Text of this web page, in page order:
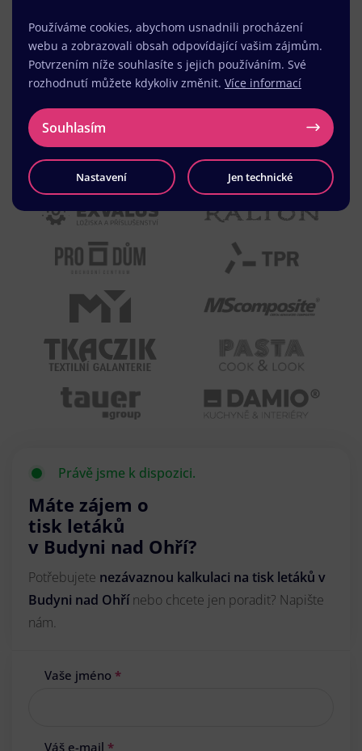
Právě jsme k dispozici.
Máte zájem o
tisk letáků
v Budyni nad Ohří?
Potřebujete nezávaznou kalkulaci na tisk letáků v
Budyni nad Ohřínebo chcete jen poradit? Napište
nám.
Vaše jméno *
Váš e-mail *
Používáme cookies, abychom usnadnili procházení
webu a zobrazovali obsah odpovídající vašim zájmům.
Potvrzením níže souhlasíte s jejich používáním. Své
rozhodnutí můžete kdykoliv změnit. Více informací
Souhlasím
Nastavení Jen technické